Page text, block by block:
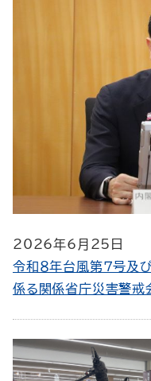
2026年6月25日
令和８年台風第７号及
係る関係省庁災害警戒